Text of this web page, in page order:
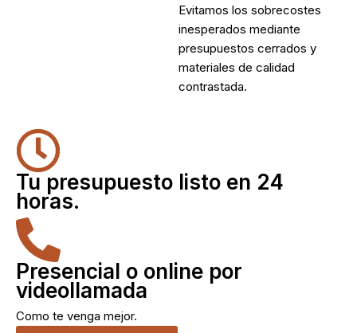
Evitamos los sobrecostes
inesperados mediante
presupuestos cerrados y
materiales de calidad
contrastada.
Tu presupuesto listo en 24
horas.
Presencial o online por
videollamada
Como te venga mejor.